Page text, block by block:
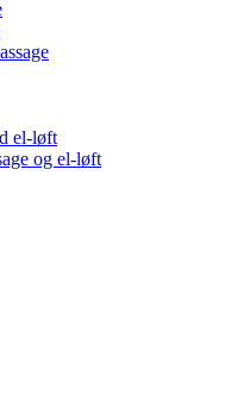
el-løft
og el-løft